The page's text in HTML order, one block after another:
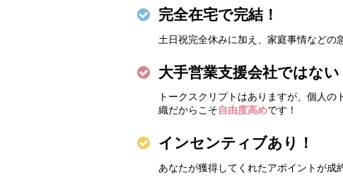
完全在宅で完結！
土日祝完全休みに加え、家庭事情などの
大手営業支援会社ではない
トークスクリプトはありますが、個人
織だからこそ自由度高めです！
インセンティブあり！
あなたが獲得してくれたアポイントが成